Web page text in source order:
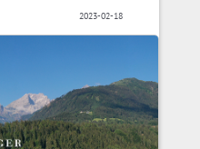
2023-02-18